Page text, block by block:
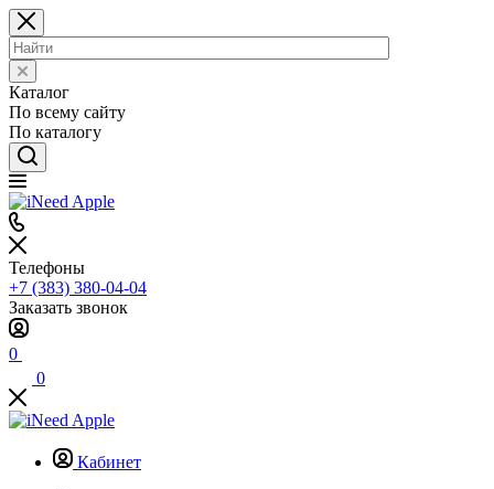
Каталог
По всему сайту
По каталогу
Телефоны
+7 (383) 380-04-04
Заказать звонок
0
0
Кабинет